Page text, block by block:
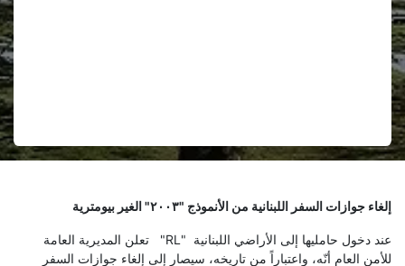
إلغاء جوازات السفر اللبنانية من الأنموذج "٢٠٠٣" الغير بيومترية
عند دخول حامليها إلى الأراضي اللبنانية "RL" تعلن المديرية العامة
للأمن العام أنّه، واعتباراً من تاريخه، سيصار إلى إلغاء جوازات السفر